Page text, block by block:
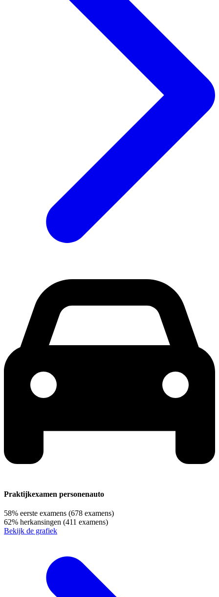
Praktijkexamen personenauto
58% eerste examens (678 examens)
62% herkansingen (411 examens)
Bekijk de grafiek